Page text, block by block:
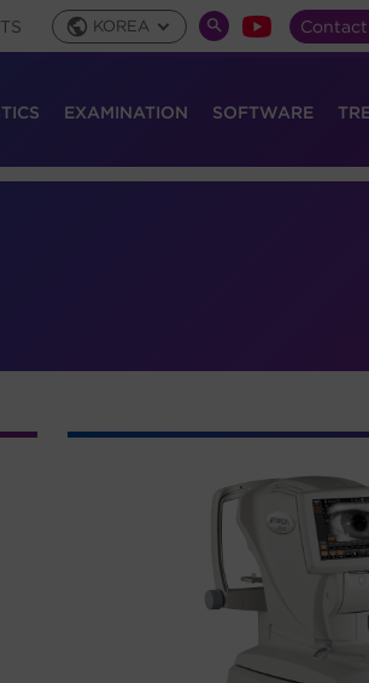
KOREA Global
ToggleSEARCH
EXAMINATION SOFTWARE